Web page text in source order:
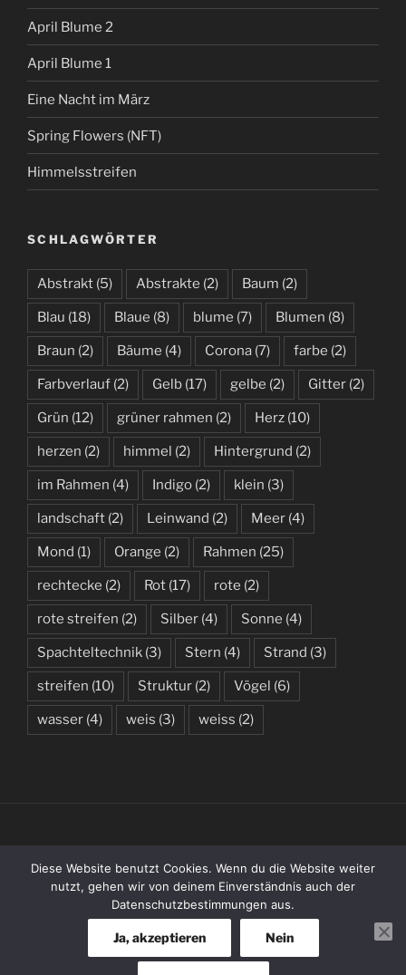
April Blume 2
April Blume 1
Eine Nacht im März
Spring Flowers (NFT)
Himmelsstreifen
SCHLAGWÖRTER
Abstrakt (5) Abstrakte (2) Baum (2)
Blau (18) Blaue (8) blume (7) Blumen (8)
Braun (2) Bäume (4) Corona (7) farbe (2)
Farbverlauf (2) Gelb (17) gelbe (2) Gitter (2)
Grün (12) grüner rahmen (2) Herz (10)
herzen (2) himmel (2) Hintergrund (2)
im Rahmen (4) Indigo (2) klein (3)
landschaft (2) Leinwand (2) Meer (4)
Mond (1) Orange (2) Rahmen (25)
rechtecke (2) Rot (17) rote (2)
rote streifen (2) Silber (4) Sonne (4)
Spachteltechnik (3) Stern (4) Strand (3)
streifen (10) Struktur (2) Vögel (6)
wasser (4) weis (3) weiss (2)
(C) 2019 – 2026 BY KATHARINA WENZLAFF
Diese Website benutzt Cookies. Wenn du die Website weiter
nutzt, gehen wir von deinem Einverständnis auch der
Datenschutzbestimmungen aus.
Ja, akzeptieren Nein